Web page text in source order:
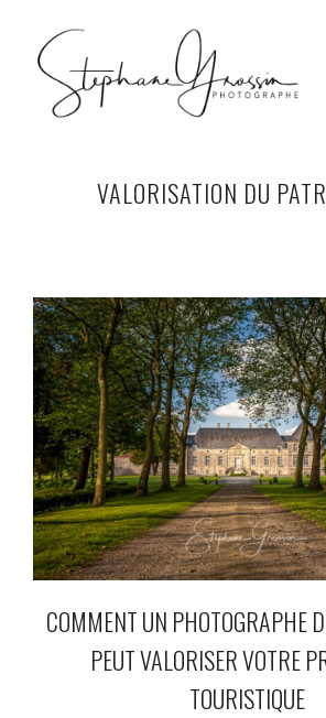
VALORISATION DU
COMMENT UN PHOTOGRAPHE
PEUT VALORISER VOTRE
TOURISTIQUE